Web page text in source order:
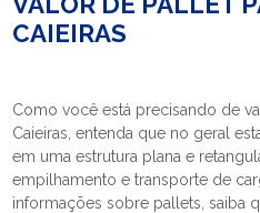
CAIEIRAS
Como você está precisando de
Caieiras, entenda que no geral
em uma estrutura plana e
empilhamento e transporte de
informações sobre pallets, saiba